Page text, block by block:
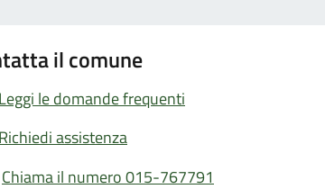
il comune
Leggi le domande frequenti
Richiedi assistenza
Chiama il numero 015-767791